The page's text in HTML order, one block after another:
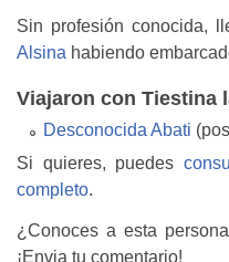
Sin profesión conocida,
Alsina habiendo
Viajaron con Tiestina
Desconocida Abati
Si quieres, puedes
completo.
¿Conoces a esta
¡Envia tu comentario!